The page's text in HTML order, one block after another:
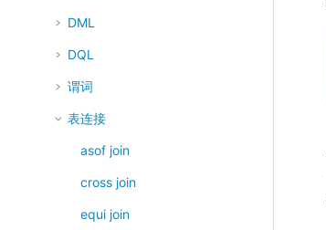
DML
DQL
谓词
表连接
asof join
cross join
equi join